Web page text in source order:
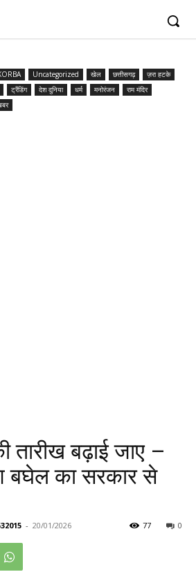
Uncategorized खेल छत्तीसगढ़
ज़रा हटके
ट्रैंडिंग देश दुनिया धर्म मनोरंजन
राम मंदिर
तारीख बढ़ाई जाए –
बघेल का सरकार से
- 20/01/2026 0
77